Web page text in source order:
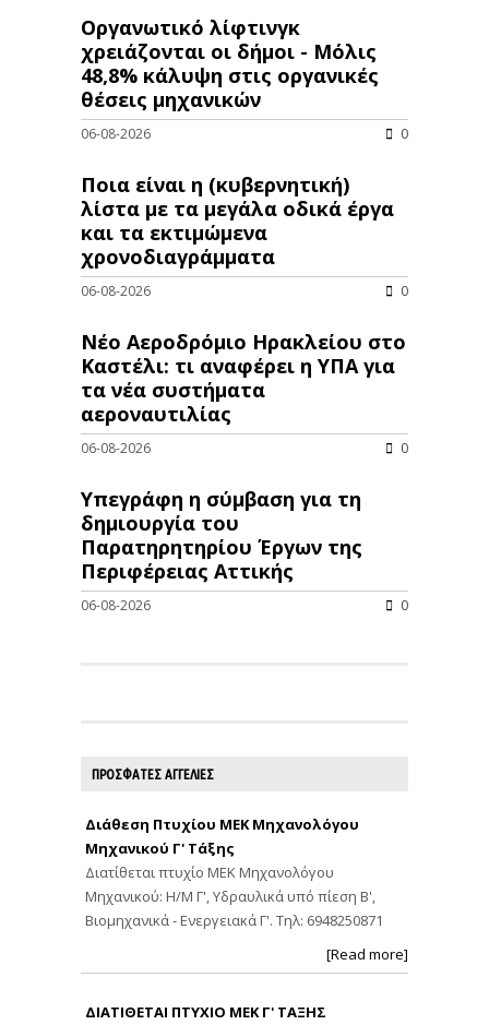
Οργανωτικό λίφτινγκ
χρειάζονται οι δήμοι - Μόλις
48,8% κάλυψη στις οργανικές
θέσεις μηχανικών
06-08-2026 0
Ποια είναι η (κυβερνητική)
λίστα με τα μεγάλα οδικά έργα
και τα εκτιμώμενα
χρονοδιαγράμματα
06-08-2026 0
Νέο Αεροδρόμιο Ηρακλείου στο
Καστέλι: τι αναφέρει η ΥΠΑ για
τα νέα συστήματα
αεροναυτιλίας
06-08-2026 0
Υπεγράφη η σύμβαση για τη
δημιουργία του
Παρατηρητηρίου Έργων της
Περιφέρειας Αττικής
06-08-2026 0
ΠΡΟΣΦΑΤΕΣ ΑΓΓΕΛΙΕΣ
Διάθεση Πτυχίου ΜΕΚ Μηχανολόγου
Μηχανικού Γ' Τάξης
Διατίθεται πτυχίο ΜΕΚ Μηχανολόγου
Μηχανικού: Η/Μ Γ', Υδραυλικά υπό πίεση Β',
Βιομηχανικά - Ενεργειακά Γ'. Τηλ: 6948250871
[Read more]
ΔΙΑΤΙΘΕΤΑΙ ΠΤΥΧΙΟ ΜΕΚ Γ' ΤΑΞΗΣ